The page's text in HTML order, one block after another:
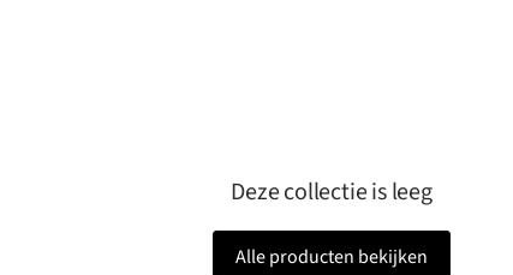
Deze collectie is leeg
Alle producten bekijken